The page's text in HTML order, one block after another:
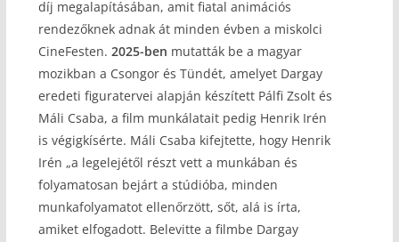
díj megalapításában, amit fiatal animációs
rendezőknek adnak át minden évben a miskolci
CineFesten. 2025-ben mutatták be a magyar
mozikban a Csongor és Tündét, amelyet Dargay
eredeti figuratervei alapján készített Pálfi Zsolt és
Máli Csaba, a film munkálatait pedig Henrik Irén
is végigkísérte. Máli Csaba kifejtette, hogy Henrik
Irén „a legelejétől részt vett a munkában és
folyamatosan bejárt a stúdióba, minden
munkafolyamatot ellenőrzött, sőt, alá is írta,
amiket elfogadott. Belevitte a filmbe Dargay